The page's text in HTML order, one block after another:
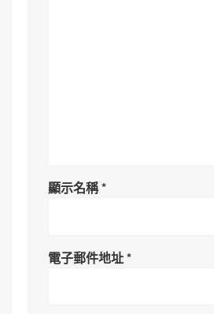
顯示名稱*
電子郵件地址*